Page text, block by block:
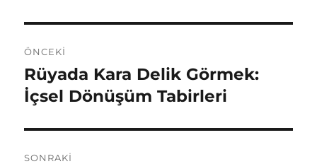
gezinmesi
ÖNCEKI
Önceki
yazı:
Rüyada Kara Delik Görmek:
İçsel Dönüşüm Tabirleri
SONRAKI